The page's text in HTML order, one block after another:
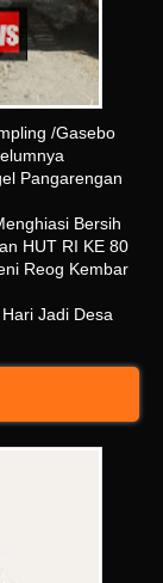
/Gasebo
Pangarengan
Bersih
HUT RI KE 80
Reog Kembar
Jadi Desa